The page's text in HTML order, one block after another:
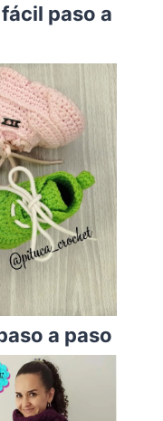
paso a
a paso